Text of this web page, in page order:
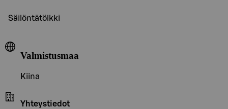
Säilöntätölkki
Valmistusmaa
Kiina
Yhteystiedot